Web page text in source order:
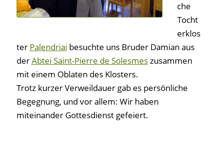
che
Tocht
erklos
ter Palendriai besuchte uns Bruder Damian aus
derAbtei Saint-Pierre de Solesmeszusammen
mit einem Oblaten des Klosters.
Trotz kurzer Verweildauer gab es persönliche
Begegnung, und vor allem: Wir haben
miteinander Gottesdienst gefeiert.